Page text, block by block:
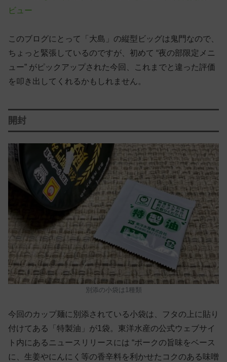
ビュー
このブログにとって「大島」の縦型ビッグは鬼門なので、
ちょっと緊張しているのですが、初めて “夜の部限定メニ
ュー” がピックアップされた今回、これまでと違った評価
を叩き出してくれるかもしれません。
開封
別添の小袋は1種類
今回のカップ麺に別添されている小袋は、フタの上に貼り
付けてある「特製油」が1袋。東洋水産の公式ウェブサイ
ト内にあるニュースリリースには “ポークの旨味をベース
に、生姜やにんにく等の香辛料を利かせたコクのある味噌